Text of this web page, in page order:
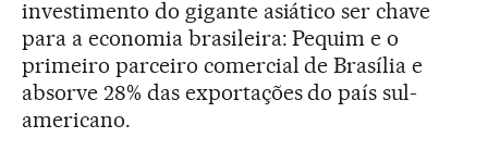
investimento do gigante asiático ser chave
para a economia brasileira: Pequim e o
primeiro parceiro comercial de Brasília e
absorve 28% das exportações do país sul-
americano.